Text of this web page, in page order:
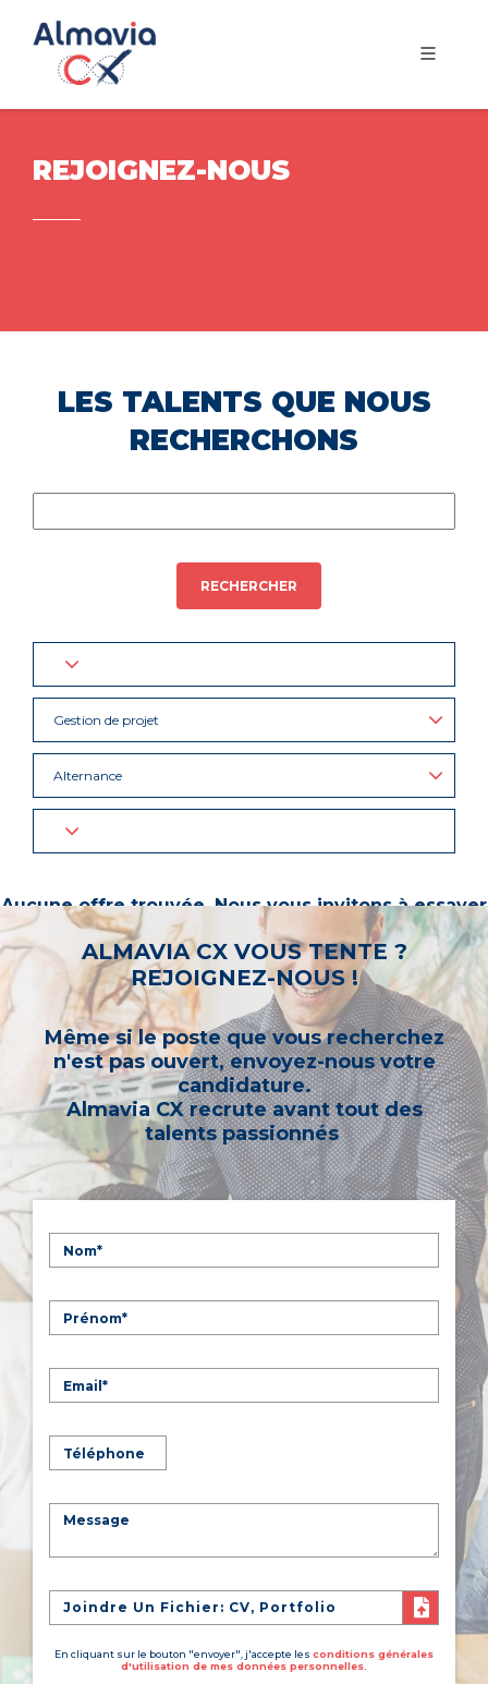
REJOIGNEZ-NOUS
LES TALENTS QUE NOUS
RECHERCHONS
RECHERCHER
Gestion de projet
Alternance
Aucune offre trouvée. Nous vous invitons à essayer
d’autres mots-clés ou à sélectionner un « métier ».
ALMAVIA CX VOUS TENTE ?
REJOIGNEZ-NOUS !
Même si le poste que vous recherchez
n'est pas ouvert, envoyez-nous votre
candidature.
Almavia CX recrute avant tout des
talents passionnés
Joindre Un Fichier: CV, Portfolio
En cliquant sur le bouton "envoyer", j'accepte les conditions générales
d'utilisation de mes données personnelles.